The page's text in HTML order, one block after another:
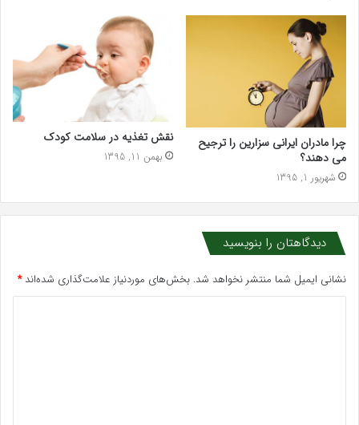
چرا مادران ایرانی سزارین را ترجیح
می دهند؟
شهریور 1, 1395
نقش تغذیه در سلامت کودک
بهمن 11, 1395
دیدگاهتان را بنویسید
نشانی ایمیل شما منتشر نخواهد شد. بخش‌های موردنیاز علامت‌گذاری شده‌اند*